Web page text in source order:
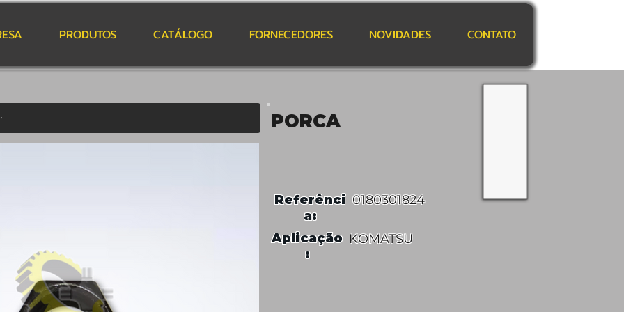
PRODUTOS CATÁLOGO FORNECEDORES NOVIDADES CONTATO
PORCA
Referênci
a:
0180301824
Aplicação
:
KOMATSU